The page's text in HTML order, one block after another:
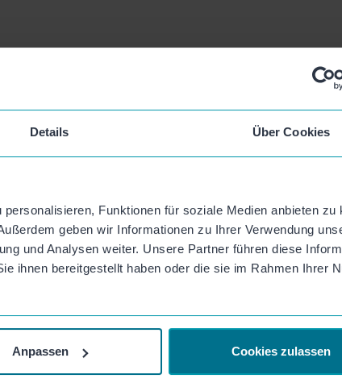
Details Über Cookies
Funktionen für soziale Medien anbieten zu
geben wir Informationen zu Ihrer Verwendung
und Analysen weiter. Unsere Partner führen diese
ihnen bereitgestellt haben oder die sie im Rahmen Ihrer
Anpassen Cookies zulassen